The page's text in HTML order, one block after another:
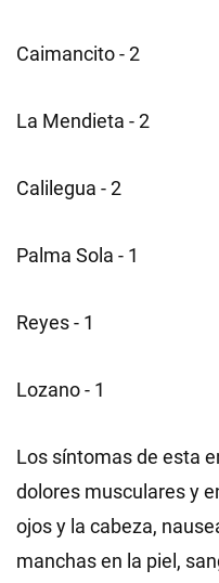
Caimancito - 2
La Mendieta - 2
Calilegua - 2
Palma Sola - 1
Reyes - 1
Lozano - 1
Los síntomas de esta
dolores musculares y
ojos y la cabeza,
manchas en la piel,